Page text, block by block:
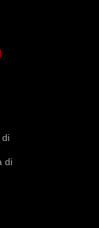
di
di